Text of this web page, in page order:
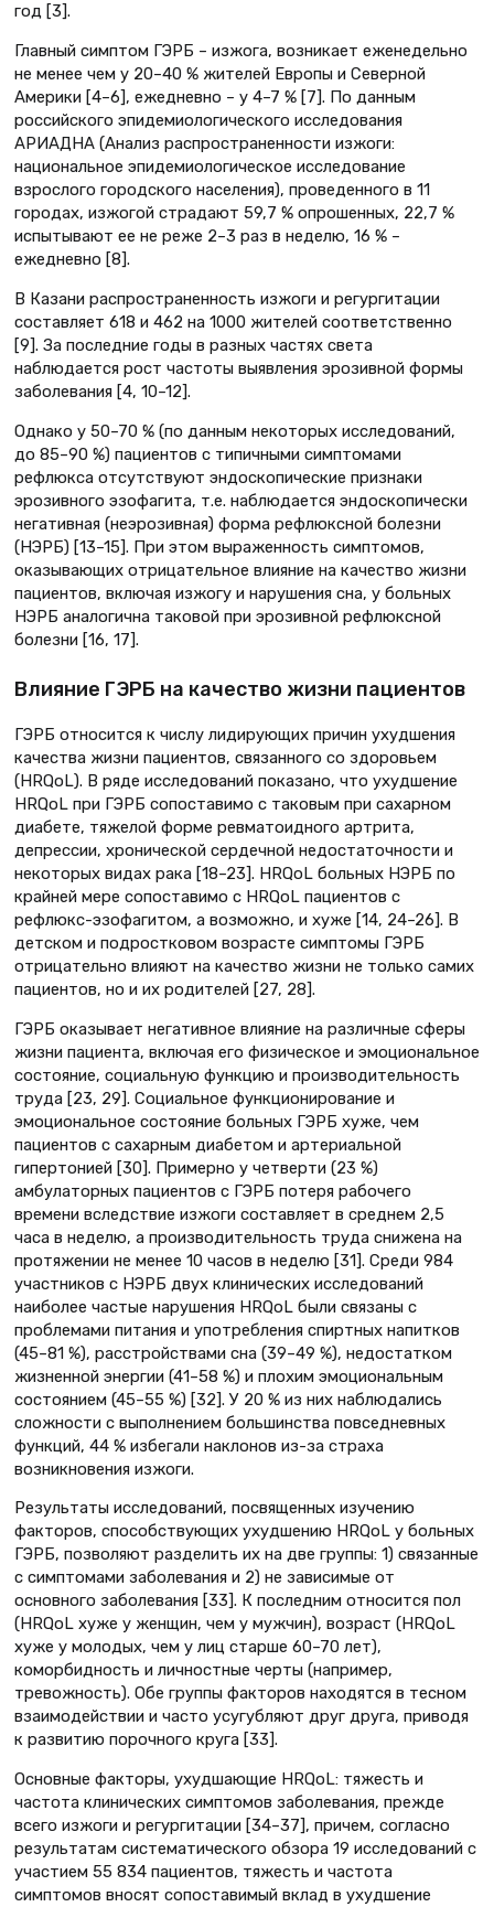
год [3].
Главный симптом ГЭРБ – изжога, возникает еженедельно
не менее чем у 20–40 % жителей Европы и Северной
Америки [4–6], ежедневно – у 4–7 % [7]. По данным
российского эпидемиологического исследования
АРИАДНА (Анализ распространенности изжоги:
национальное эпидемиологическое исследование
взрослого городского населения), проведенного в 11
городах, изжогой страдают 59,7 % опрошенных, 22,7 %
испытывают ее не реже 2–3 раз в неделю, 16 % –
ежедневно [8].
В Казани распространенность изжоги и регургитации
составляет 618 и 462 на 1000 жителей соответственно
[9]. За последние годы в разных частях света
наблюдается рост частоты выявления эрозивной формы
заболевания [4, 10–12].
Однако у 50–70 % (по данным некоторых исследований,
до 85–90 %) пациентов с типичными симптомами
рефлюкса отсутствуют эндоскопические признаки
эрозивного эзофагита, т.е. наблюдается эндоскопически
негативная (неэрозивная) форма рефлюксной болезни
(НЭРБ) [13–15]. При этом выраженность симптомов,
оказывающих отрицательное влияние на качество жизни
пациентов, включая изжогу и нарушения сна, у больных
НЭРБ аналогична таковой при эрозивной рефлюксной
болезни [16, 17].
Влияние ГЭРБ на качество жизни пациентов
ГЭРБ относится к числу лидирующих причин ухудшения
качества жизни пациентов, связанного со здоровьем
(HRQoL). В ряде исследований показано, что ухудшение
HRQoL при ГЭРБ сопоставимо с таковым при сахарном
диабете, тяжелой форме ревматоидного артрита,
депрессии, хронической сердечной недостаточности и
некоторых видах рака [18–23]. HRQoL больных НЭРБ по
крайней мере сопоставимо с HRQoL пациентов с
рефлюкс-эзофагитом, а возможно, и хуже [14, 24–26]. В
детском и подростковом возрасте симптомы ГЭРБ
отрицательно влияют на качество жизни не только самих
пациентов, но и их родителей [27, 28].
ГЭРБ оказывает негативное влияние на различные сферы
жизни пациента, включая его физическое и эмоциональное
состояние, социальную функцию и производительность
труда [23, 29]. Социальное функционирование и
эмоциональное состояние больных ГЭРБ хуже, чем
пациентов с сахарным диабетом и артериальной
гипертонией [30]. Примерно у четверти (23 %)
амбулаторных пациентов с ГЭРБ потеря рабочего
времени вследствие изжоги составляет в среднем 2,5
часа в неделю, а производительность труда снижена на
протяжении не менее 10 часов в неделю [31]. Среди 984
участников с НЭРБ двух клинических исследований
наиболее частые нарушения HRQoL были связаны с
проблемами питания и употребления спиртных напитков
(45–81 %), расстройствами сна (39–49 %), недостатком
жизненной энергии (41–58 %) и плохим эмоциональным
состоянием (45–55 %) [32]. У 20 % из них наблюдались
сложности с выполнением большинства повседневных
функций, 44 % избегали наклонов из-за страха
возникновения изжоги.
Результаты исследований, посвященных изучению
факторов, способствующих ухудшению HRQoL у больных
ГЭРБ, позволяют разделить их на две группы: 1) связанные
с симптомами заболевания и 2) не зависимые от
основного заболевания [33]. К последним относится пол
(HRQoL хуже у женщин, чем у мужчин), возраст (HRQoL
хуже у молодых, чем у лиц старше 60–70 лет),
коморбидность и личностные черты (например,
тревожность). Обе группы факторов находятся в тесном
взаимодействии и часто усугубляют друг друга, приводя
к развитию порочного круга [33].
Основные факторы, ухудшающие HRQoL: тяжесть и
частота клинических симптомов заболевания, прежде
всего изжоги и регургитации [34–37], причем, согласно
результатам систематического обзора 19 исследований с
участием 55 834 пациентов, тяжесть и частота
симптомов вносят сопоставимый вклад в ухудшение